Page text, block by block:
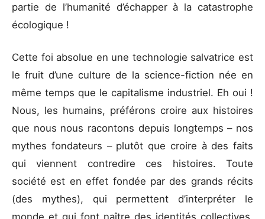
partie de l’humanité d’échapper à la catastrophe
écologique !
Cette foi absolue en une technologie salvatrice est
le fruit d’une culture de la science-fiction née en
même temps que le capitalisme industriel. Eh oui !
Nous, les humains, préférons croire aux histoires
que nous nous racontons depuis longtemps – nos
mythes fondateurs – plutôt que croire à des faits
qui viennent contredire ces histoires. Toute
société est en effet fondée par des grands récits
(des mythes), qui permettent d’interpréter le
monde et qui font naître des identités collectives,